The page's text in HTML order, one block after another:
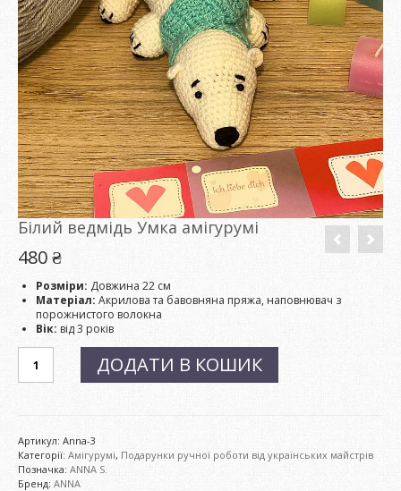
Білий ведмідь Умка амігурумі
480₴
Розміри: Довжина 22 см
Матеріал: Акрилова та бавовняна пряжа, наповнювач з
порожнистого волокна
Вік: від 3 років
Білий
ведмідь
Умка
ДОДАТИ В КОШИК
Артикул: Anna-3
Категорії: Амігурумі, Подарунки ручної роботи від українських майстрів
Позначка: ANNA S.
Бренд: ANNA